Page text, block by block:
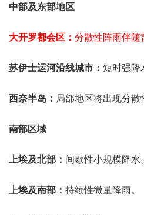
中部及东部地区
大开罗都会区： 分散性阵雨伴随
苏伊士运河沿线城市： 短时强降
西奈半岛： 局部地区将出现分散
南部区域
上埃及北部： 间歇性小规模降水
上埃及南部： 持续性微量降雨。